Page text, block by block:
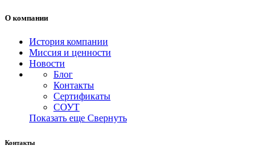
О компании
История компании
Миссия и ценности
Новости
Блог
Контакты
Сертификаты
СОУТ
Показать еще Свернуть
Контакты